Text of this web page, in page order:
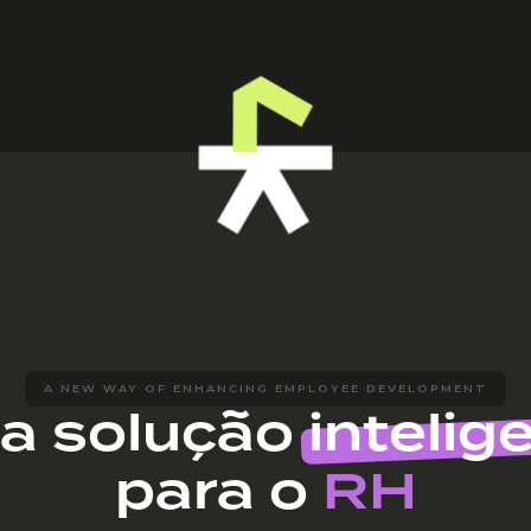
A NEW WAY OF ENHANCING EMPLOYEE DEVELOPMENT
solução
para o RH